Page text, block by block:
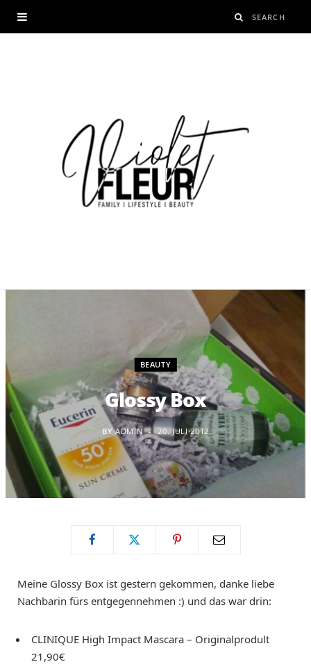
BEAUTY
Glossy Box
BY ADMIN 20. JULI 2012
Meine Glossy Box ist gestern gekommen, danke liebe
Nachbarin fürs entgegennehmen :) und das war drin:
CLINIQUE High Impact Mascara – Originalprodult
21,90€